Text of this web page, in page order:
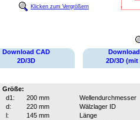
Klicken zum Vergrößern
Download CAD
2D/3D
2D/3D (mit
Größe:
d1:
200 mm
Wellendurchmesser
d:
220 mm
Wälzlager ID
l:
145 mm
Länge